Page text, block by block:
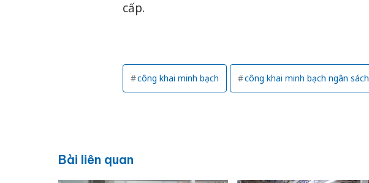
cấp.
công khai minh bạch công khai minh bạch ngân sách
Bài liên quan